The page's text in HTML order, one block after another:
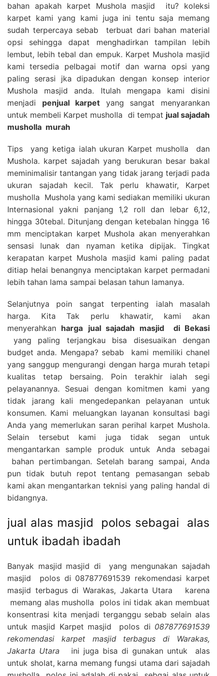
bahan apakah karpet Mushola masjid itu? koleksi
karpet kami yang kami juga ini tentu saja memang
sudah terpercaya sebab terbuat dari bahan material
opsi sehingga dapat menghadirkan tampilan lebih
lembut, lebih tebal dan empuk. Karpet Mushola masjid
kami tersedia pelbagai motif dan warna opsi yang
paling serasi jka dipadukan dengan konsep interior
Mushola masjid anda. Itulah mengapa kami disini
menjadi penjual karpet yang sangat menyarankan
untuk membeli Karpet musholla di tempat jual sajadah
musholla murah
Tips yang ketiga ialah ukuran Karpet musholla dan
Mushola. karpet sajadah yang berukuran besar bakal
meminimalisir tantangan yang tidak jarang terjadi pada
ukuran sajadah kecil. Tak perlu khawatir, Karpet
musholla Mushola yang kami sediakan memiliki ukuran
Internasional yakni panjang 1,2 roll dan lebar 6,12,
hingga 30tebal. Ditunjang dengan ketebalan hingga 16
mm menciptakan karpet Mushola akan menyerahkan
sensasi lunak dan nyaman ketika dipijak. Tingkat
kerapatan karpet Mushola masjid kami paling padat
ditiap helai benangnya menciptakan karpet permadani
lebih tahan lama sampai belasan tahun lamanya.
Selanjutnya poin sangat terpenting ialah masalah
harga. Kita Tak perlu khawatir, kami akan
menyerahkan harga jual sajadah masjid
di Bekasi
yang paling terjangkau bisa disesuaikan dengan
budget anda. Mengapa? sebab kami memiliki chanel
yang sanggup mengurangi dengan harga murah tetapi
kualitas tetap bersaing. Poin terakhir ialah segi
pelayanannya. Sesuai dengan komitmen kami yang
tidak jarang kali mengedepankan pelayanan untuk
konsumen. Kami meluangkan layanan konsultasi bagi
Anda yang memerlukan saran perihal karpet Mushola.
Selain tersebut kami juga tidak segan untuk
mengantarkan sample produk untuk Anda sebagai
bahan pertimbangan. Setelah barang sampai, Anda
pun tidak butuh repot tentang pemasangan sebab
kami akan mengantarkan teknisi yang paling handal di
bidangnya.
jual alas masjid polos sebagai alas
untuk ibadah ibadah
Banyak masjid masjid di yang mengunakan sajadah
masjid polos di 087877691539 rekomendasi karpet
masjid terbagus di Warakas, Jakarta Utara karena
memang alas musholla polos ini tidak akan membuat
konsentrasi kita menjadi terganggu sebab selain alas
untuk masjid Karpet masjid polos di 087877691539
rekomendasi karpet masjid terbagus di Warakas,
Jakarta Utara
ini juga bisa di gunakan untuk alas
untuk sholat, karna memang fungsi utama dari sajadah